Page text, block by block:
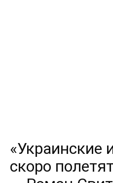
«Украинские
скоро